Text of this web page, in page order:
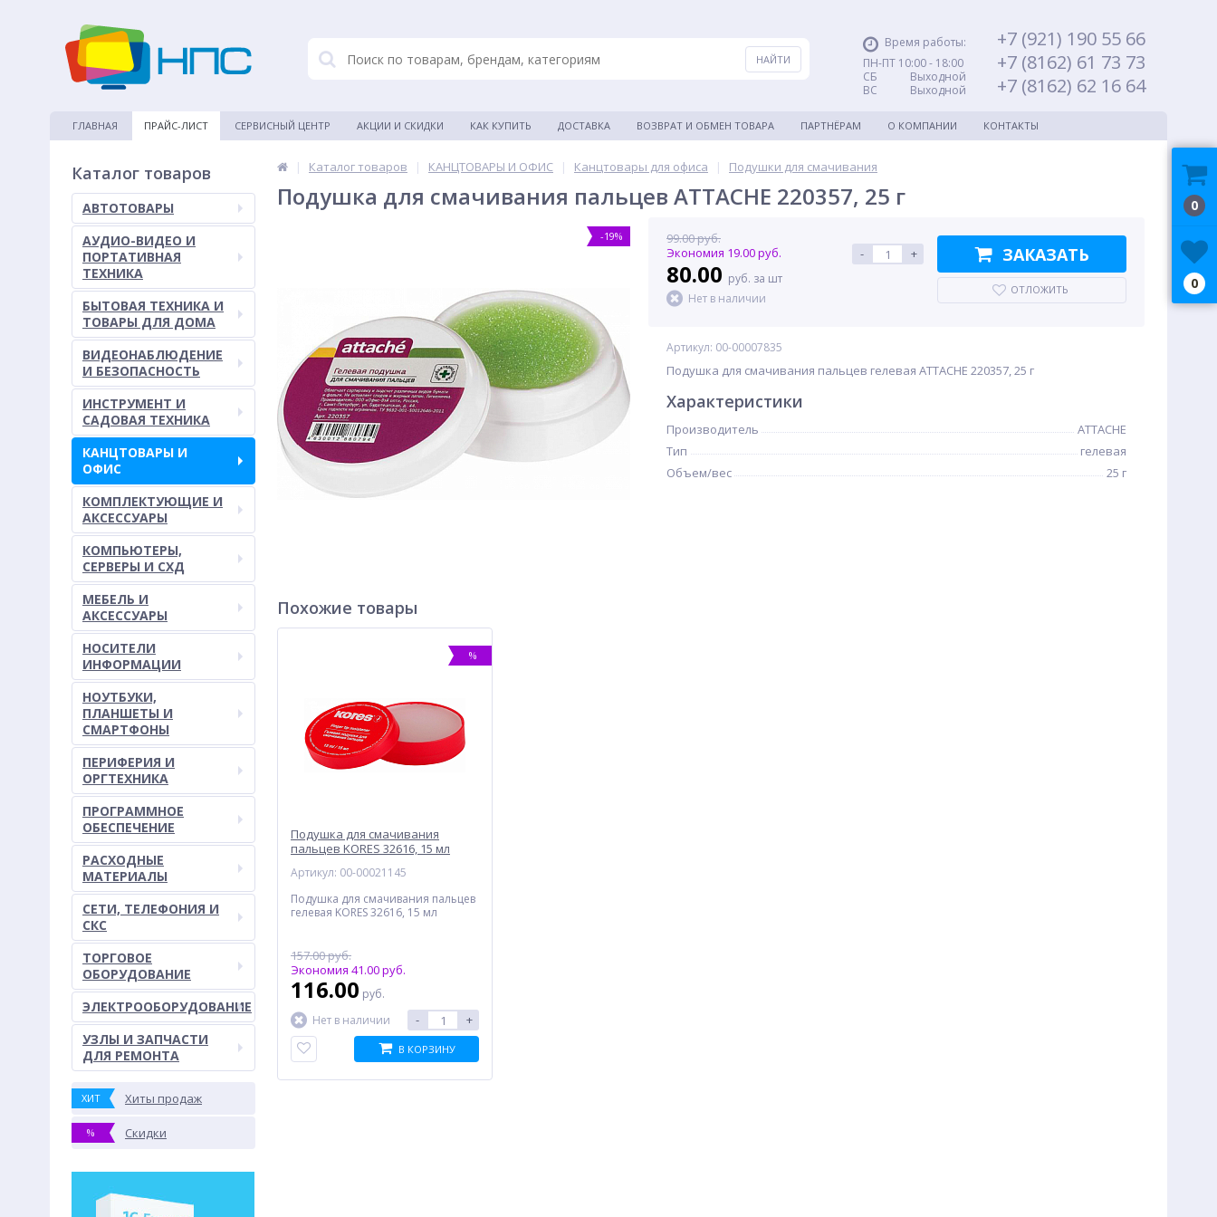
Время работы:
ПН-ПТ 10:00 - 18:00
СБ Выходной
ВС Выходной
+7 (921) 190 55 66
+7 (8162) 61 73 73
+7 (8162) 62 16 64
ГЛАВНАЯ ПРАЙС-ЛИСТ СЕРВИСНЫЙ ЦЕНТР АКЦИИ И СКИДКИ КАК КУПИТЬ ДОСТАВКА ВОЗВРАТ И ОБМЕН ТОВАРА ПАРТНЁРАМ О КОМПАНИИ КОНТАКТЫ
Каталог товаров
АВТОТОВАРЫ
АУДИО-ВИДЕО И
ПОРТАТИВНАЯ
ТЕХНИКА
БЫТОВАЯ ТЕХНИКА И
ТОВАРЫ ДЛЯ ДОМА
ВИДЕОНАБЛЮДЕНИЕ
И БЕЗОПАСНОСТЬ
ИНСТРУМЕНТ И
САДОВАЯ ТЕХНИКА
КАНЦТОВАРЫ И
ОФИС
КОМПЛЕКТУЮЩИЕ И
АКСЕССУАРЫ
КОМПЬЮТЕРЫ,
СЕРВЕРЫ И СХД
МЕБЕЛЬ И
АКСЕССУАРЫ
НОСИТЕЛИ
ИНФОРМАЦИИ
НОУТБУКИ,
ПЛАНШЕТЫ И
СМАРТФОНЫ
ПЕРИФЕРИЯ И
ОРГТЕХНИКА
ПРОГРАММНОЕ
ОБЕСПЕЧЕНИЕ
РАСХОДНЫЕ
МАТЕРИАЛЫ
СЕТИ, ТЕЛЕФОНИЯ И
СКС
ТОРГОВОЕ
ОБОРУДОВАНИЕ
ЭЛЕКТРООБОРУДОВАНИЕ
УЗЛЫ И ЗАПЧАСТИ
ДЛЯ РЕМОНТА
ХИТ Хиты продаж
% Скидки
| Каталог товаров | КАНЦТОВАРЫ И ОФИС | Канцтовары для офиса | Подушки для смачивания
Подушка для смачивания пальцев ATTACHE 220357, 25 г
-19%
99.00 руб.
Экономия 19.00 руб.
80.00 руб. за шт
Нет в наличии
- + ЗАКАЗАТЬ
ОТЛОЖИТЬ
Артикул: 00-00007835
Подушка для смачивания пальцев гелевая ATTACHE 220357, 25 г
Характеристики
Производитель
ATTACHE
Тип
гелевая
Объем/вес
25 г
Похожие товары
%
Подушка для смачивания
пальцев KORES 32616, 15 мл
Артикул: 00-00021145
Подушка для смачивания пальцев
гелевая KORES 32616, 15 мл
157.00 руб.
Экономия 41.00 руб.
116.00 руб.
Нет в наличии
- +
В КОРЗИНУ
0
0